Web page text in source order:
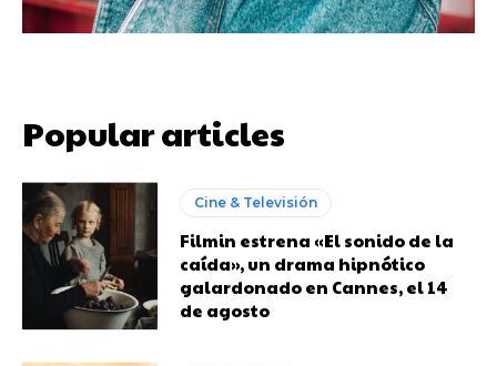
Popular articles
Cine & Televisión
Filmin estrena «El sonido de la
caída», un drama hipnótico
galardonado en Cannes, el 14
de agosto